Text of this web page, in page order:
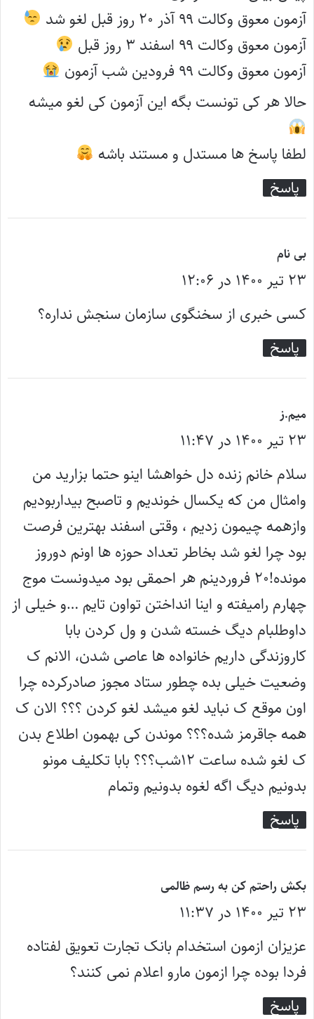
آزمون معوق وکالت ۹۹ آذر ۲۰ روز قبل لغو شد
آزمون معوق وکالت ۹۹ اسفند ۳ روز قبل
آزمون معوق وکالت ۹۹ فرودین شب آزمون
حالا هر کی تونست بگه این آزمون کی لغو میشه
لطفا پاسخ ها مستدل و مستند باشه
پاسخ
بی نام
ف
ت
:
۲۳ تیر ۱۴۰۰ در ۱۲:۰۶
کسی خبری از سخنگوی سازمان سنجش نداره؟
پاسخ
میم.ز
ف
ت
:
۲۳ تیر ۱۴۰۰ در ۱۱:۴۷
سلام خانم زنده دل خواهشا اینو حتما بزارید من
وامثال من که یکسال خوندیم و تاصبح بیداربودیم
وازهمه چیمون زدیم ، وقتی اسفند بهترین فرصت
بود چرا لغو شد بخاطر تعداد حوزه ها اونم دوروز
مونده!۲۰ فروردینم هر احمقی بود میدونست موج
چهارم رامیفته و اینا انداختن تواون تایم …و خیلی از
داوطلبام دیگ خسته شدن و ول کردن بابا
کاروزندگی داریم خانواده ها عاصی شدن، الانم ک
وضعیت خیلی بده چطور ستاد مجوز صادرکرده چرا
اون موقع ک نباید لغو میشد لغو کردن ؟؟؟ الان ک
همه جاقرمز شده؟؟؟ موندن کی بهمون اطلاع بدن
ک لغو شده ساعت ۱۲شب؟؟؟ بابا تکلیف مونو
بدونیم دیگ اگه لغوه بدونیم وتمام
پاسخ
بکش راحتم کن به رسم ظالمی
ت
:
۲۳ تیر ۱۴۰۰ در ۱۱:۳۷
عزیزان ازمون استخدام بانک تجارت تعویق لفتاده
فردا بوده چرا ازمون مارو اعلام نمی کنند؟
پاسخ